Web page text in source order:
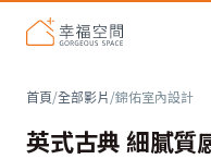
首頁/全部影片/錦佑室內設計
英式古典 細膩質